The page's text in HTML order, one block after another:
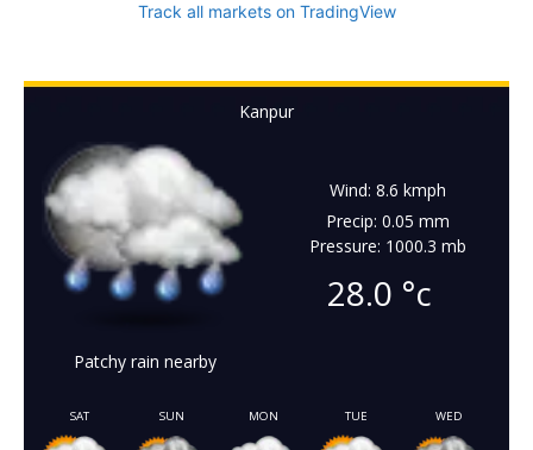
Track all markets on TradingView
Kanpur
Patchy rain nearby
Wind: 8.6 kmph
Precip: 0.05 mm
Pressure: 1000.3 mb
28.0 °c
SAT SUN MON TUE WED